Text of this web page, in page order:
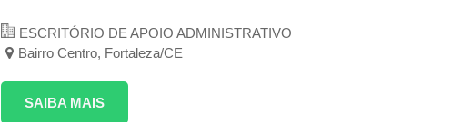
ESCRITÓRIO DE APOIO ADMINISTRATIVO
Bairro Centro, Fortaleza/CE
SAIBA MAIS